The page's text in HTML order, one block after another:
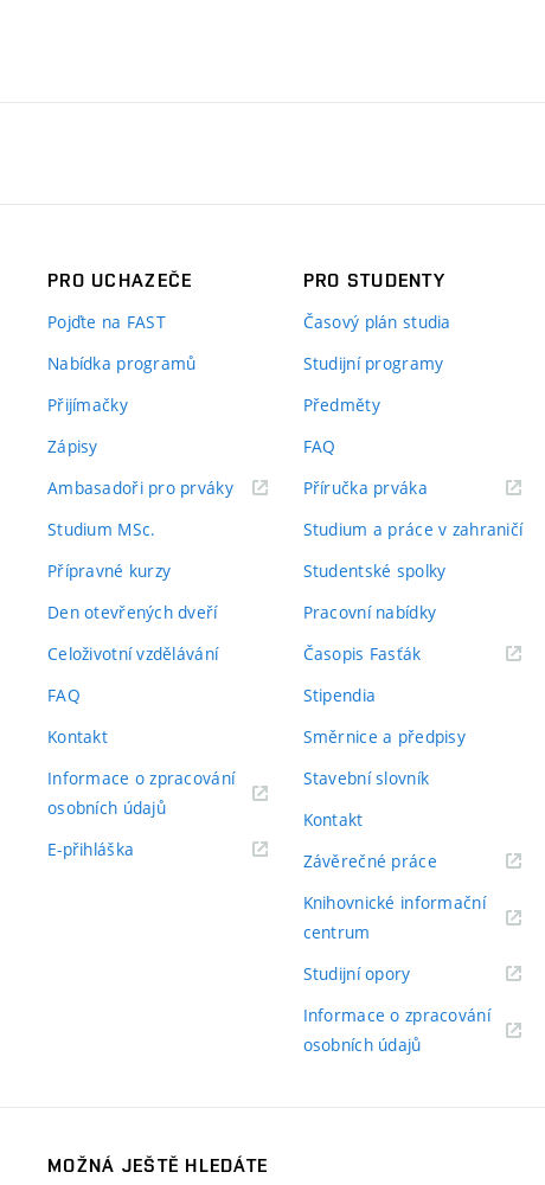
PRO UCHAZEČE
Pojďte na FAST
Nabídka programů
Přijímačky
Zápisy
Ambasadoři pro prváky(externí
Studium MSc.
Přípravné kurzy
Den otevřených dveří
Celoživotní vzdělávání
FAQ
Kontakt
Informace o zpracování
osobních údajů(externí
E-přihláška
PRO STUDENTY
Časový plán studia
Studijní programy
Předměty
FAQ
Příručka prváka(externí
Studium a práce v zahraničí
Studentské spolky
Pracovní nabídky
Časopis Fasťák(externí
Stipendia
Směrnice a předpisy
Stavební slovník
Kontakt
Závěrečné práce(externí
Knihovnické informační
centrum
Studijní opory(externí
Informace o zpracování
osobních údajů(externí
MOŽNÁ JEŠTĚ HLEDÁTE